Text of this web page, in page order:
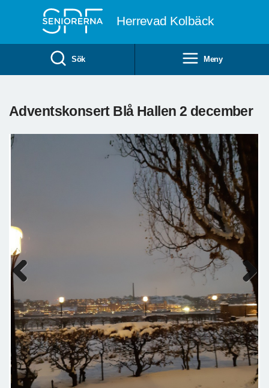
Herrevad Kolbäck
Sök Meny
Adventskonsert Blå Hallen 2 december
Previous Next